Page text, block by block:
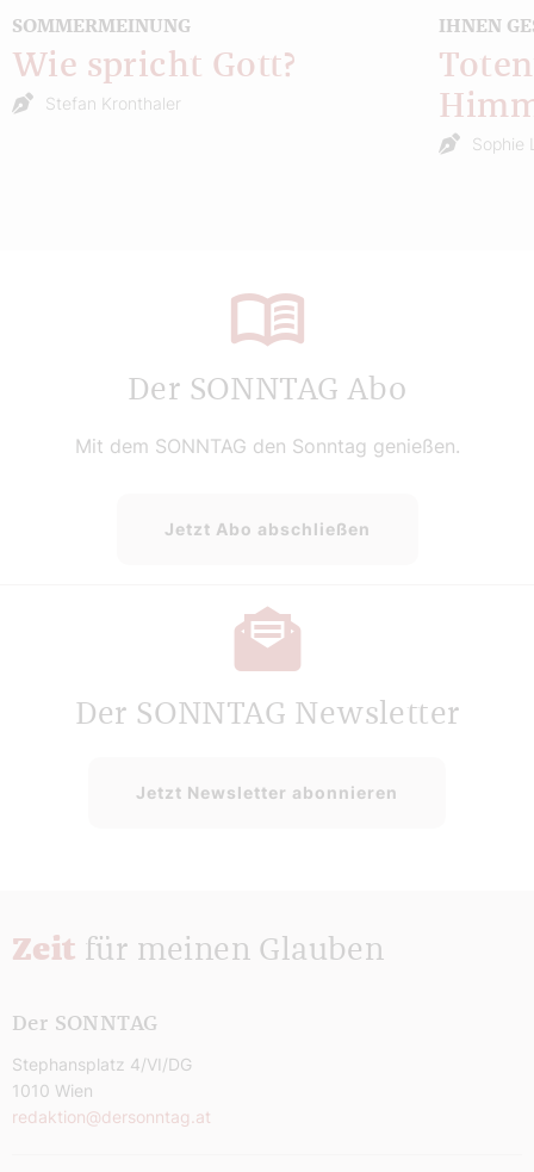
SOMMERMEINUNG
Wie spricht Gott?
Stefan Kronthaler
IHNEN
Sophie
Der SONNTAG Abo
Mit dem SONNTAG den Sonntag genießen.
Jetzt Abo abschließen
Der SONNTAG Newsletter
Jetzt Newsletter abonnieren
Zeit für meinen Glauben
Der SONNTAG
Stephansplatz 4/VI/DG
1010 Wien
redaktion@dersonntag.at